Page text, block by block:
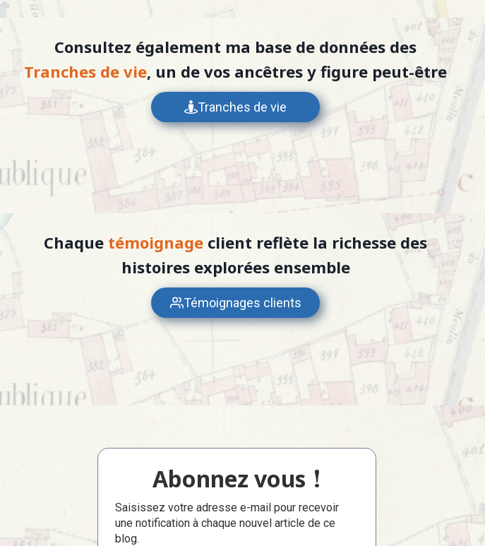
Consultez également ma base de données des
Tranches de vie, un de vos ancêtres y figure peut-être
Tranches de vie
Chaque témoignage client reflète la richesse des
histoires explorées ensemble
Témoignages clients
Abonnez vous !
Saisissez votre adresse e-mail pour recevoir
une notification à chaque nouvel article de ce
blog.